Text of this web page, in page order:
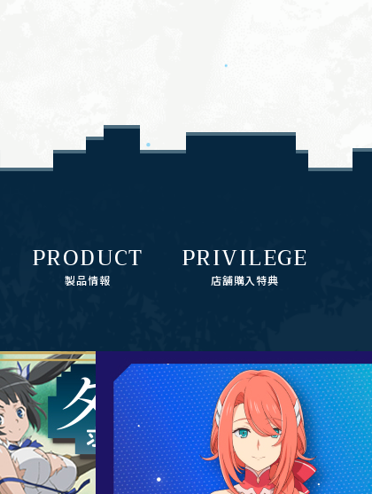
PRODUCT
製品情報
PRIVILEGE
店舗購入特典